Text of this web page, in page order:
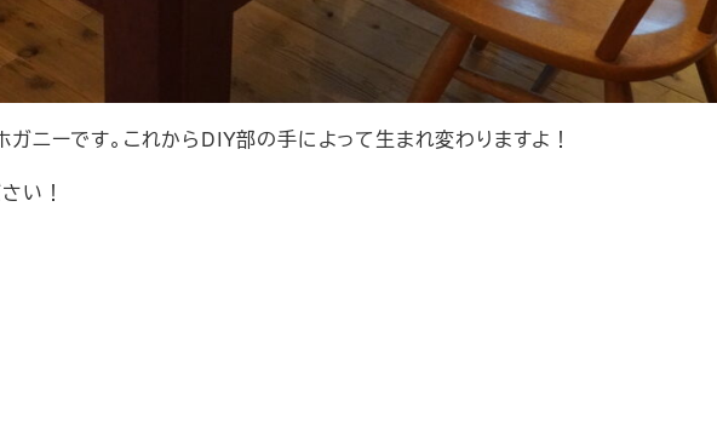
ガニーです。これからDIY部の手によって生まれ変わりますよ！
い！